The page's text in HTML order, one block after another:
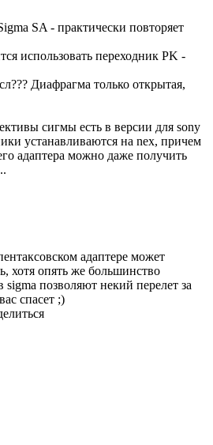
SA - практически повторяет
использовать переходник PK -
Диафрагма только открытая,
сигмы есть в версии для sony
устанавливаются на nex, причем
адаптера можно даже получить
адаптере может
хотя опять же большинство
позволяют некий перелет за
спасет ;)